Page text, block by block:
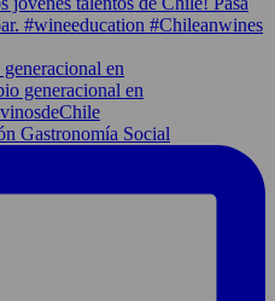
en
Gastronomía Social